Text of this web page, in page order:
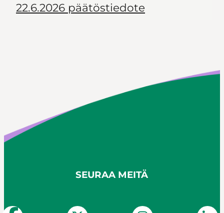
22.6.2026 päätöstiedote
SEURAA MEITÄ